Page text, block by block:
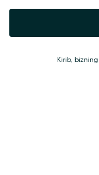
Kirib, bizning